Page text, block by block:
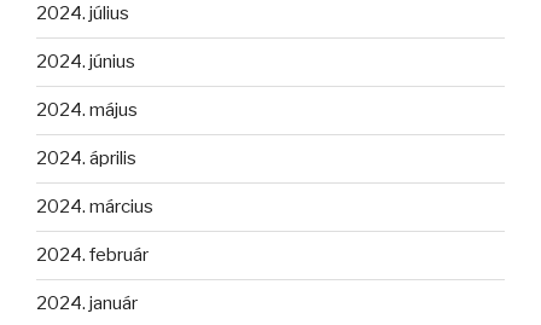
2024. július
2024. június
2024. május
2024. április
2024. március
2024. február
2024. január